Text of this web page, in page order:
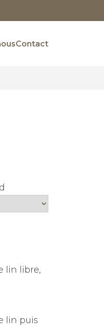
Contact
lin libre,
lin puis